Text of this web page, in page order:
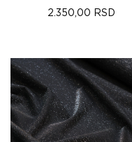
2.350,00 RSD